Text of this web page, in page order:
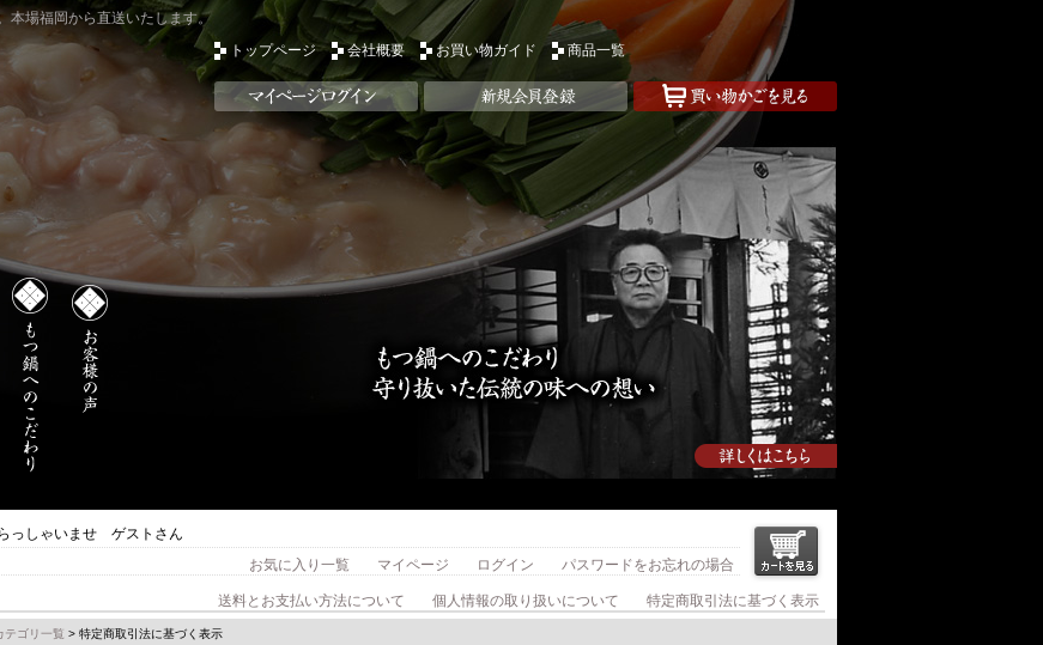
本場福岡から直送いたします。
トップページ
会社概要 お買い物ガイド 商品一覧
っしゃいませ ゲストさん
お気に入り一覧
マイページ ログイン パスワードをお忘れの場合
送料とお支払い方法について 個人情報の取り扱いについて 特定商取引法に基づく表示
テゴリ一覧 > 特定商取引法に基づく表示